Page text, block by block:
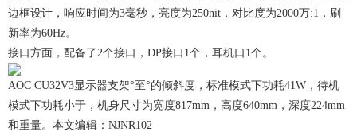
边框设计，响应时间为3毫秒，亮度为250nit，对比度为2000万:1，刷
新率为60Hz。
接口方面，配备了2个接口，DP接口1个，耳机口1个。
AOC CU32V3显示器支架°至°的倾斜度，标准模式下功耗41W，待机
模式下功耗小于，机身尺寸为宽度817mm，高度640mm，深度224mm
和重量。本文编辑：NJNR102